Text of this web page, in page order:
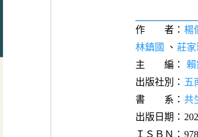
作 者： 楊
林鎮國
、 莊家
主 編： 賴
出版社別： 五
書 系： 共
出版日期：
ＩＳＢＮ：